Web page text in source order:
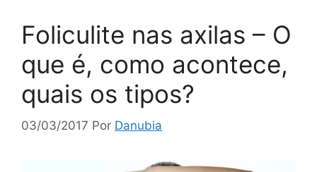
Foliculite nas axilas – O
que é, como acontece,
quais os tipos?
03/03/2017 Por Danubia